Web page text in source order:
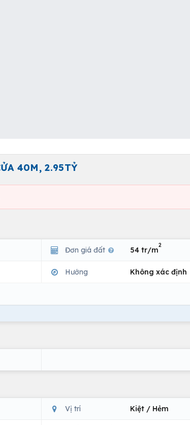
40M, 2.95TỶ
Đơn giá đất 54 tr/m
2
Hướng Không xác định
Vị trí Kiệt / Hẻm